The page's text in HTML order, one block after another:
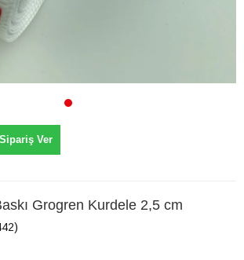
Ver
Grogren Kurdele 2,5 cm